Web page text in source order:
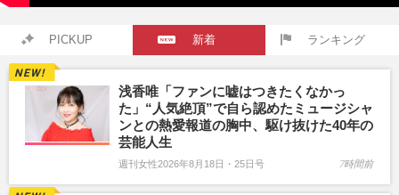
PICKUP 新着 ランキング
浅香唯「ファンに嘘はつきたくなかっ
た」“人気絶頂”で自ら認めたミュージシャ
ンとの熱愛報道の胸中、駆け抜けた40年の
芸能人生
週刊女性2026年8月18日・25日号 7時間前